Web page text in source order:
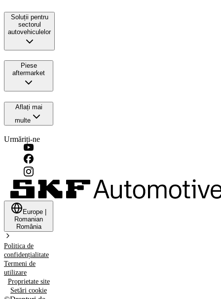
Soluții pentru
sectorul
autovehiculelor
Piese
aftermarket
Aflați mai
multe
Urmăriți-ne
Europe
Romanian
România
Politica de
confidențialitate
Termeni de
utilizare
Proprietate site
Setări cookie